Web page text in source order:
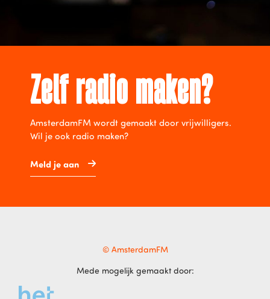
Zelf radio maken?
AmsterdamFM wordt gemaakt door vrijwilligers.
Wil je ook radio maken?
Meld je aan
© AmsterdamFM
Mede mogelijk gemaakt door: